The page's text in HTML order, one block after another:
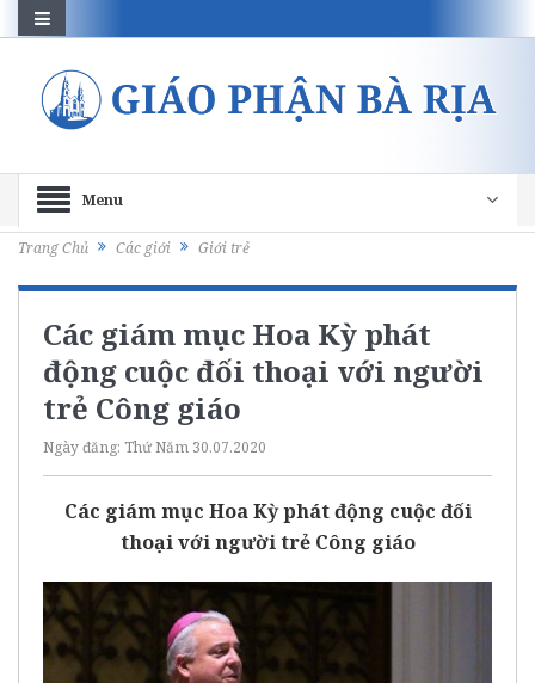
Menu
Trang Chủ Các giới Giới trẻ
Các giám mục Hoa Kỳ phát
động cuộc đối thoại với người
trẻ Công giáo
Ngày đăng: Thứ Năm 30.07.2020
Các giám mục Hoa Kỳ phát động cuộc đối
thoại với người trẻ Công giáo